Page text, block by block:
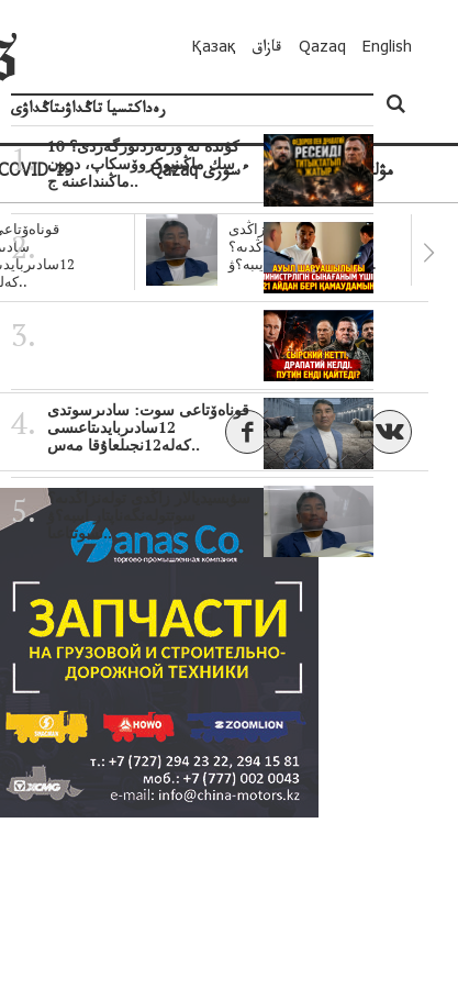
Қазақ قازاق Qazaq English
19 Qazaq ءسوزى مۋلتيمەديا
كەلە12نجى..
سۋبسيديالار زاڭدى
تولەنزاڭدىە؟
سوتتولەنگەناپتار ايىبە؟ۋ..
رەداكتسيا تاڭداۋىتاڭداۋى
10 كۇندە نە وزنەردىوزگەردى؟
سك ماڭىنپوكروۆسكاپ، درون
ماڭىنداعىنە ج..
قوناەۆتاعى سوت: سادىرسوتدى
12سادىربايدىتاعىسى
كەلە12نجىلعاۇقا مەس..
سۋبسيديالار زاڭدى تولەنزاڭدىە؟
تسوتتاعىا..